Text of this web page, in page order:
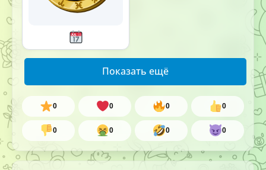
Показать ещё
0 0 0 0
0 0 0 0